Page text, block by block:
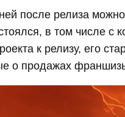
после релиза
в том числе с
к релизу, его
о продажах